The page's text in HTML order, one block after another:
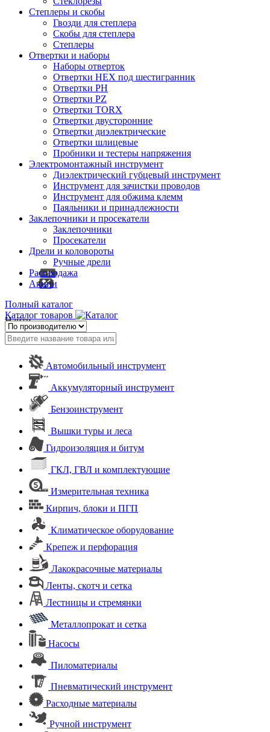
Степлеры и скобы
Гвозди для степлера
Скобы для степлера
Степлеры
Отвертки и наборы
Наборы отверток
Отвертки HEX под шестигранник
Отвертки PH
Отвертки PZ
Отвертки TORX
Отвертки двусторонние
Отвертки диэлектрические
Отвертки шлицевые
Пробники и тестеры напряжения
Электромонтажный инструмент
Диэлектрический губцевый инструмент
Инструмент для зачистки проводов
Инструмент для обжима клемм
Паяльники и принадлежности
Заклепочники и просекатели
Заклепочники
Просекатели
Дрели и коловороты
Ручные дрели
Распродажа
Акции
Полный каталог
Каталог товаров
Найти
Автомобильный инструмент
Аккумуляторный инструмент
Бензоинструмент
Вышки туры и леса
Гидроизоляция и битум
ГКЛ, ГВЛ и комплектующие
Измерительная техника
Кирпич, блоки и ПГП
Климатическое оборудование
Крепеж и перфорация
Лакокрасочные материалы
Ленты, скотч и сетка
Лестницы и стремянки
Металлопрокат и сетка
Насосы
Пиломатериалы
Пневматический инструмент
Расходные материалы
Ручной инструмент